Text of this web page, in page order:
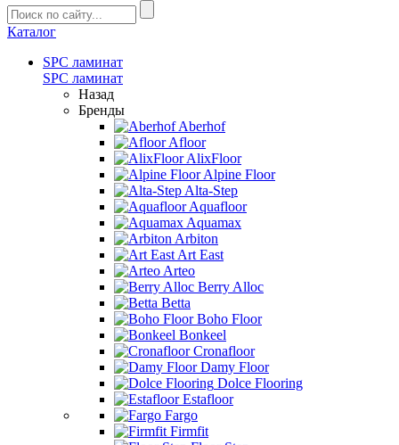
Каталог
SPC ламинат
SPC ламинат
Назад
Бренды
Aberhof
Afloor
AlixFloor
Alpine Floor
Alta-Step
Aquafloor
Aquamax
Arbiton
Art East
Arteo
Berry Alloc
Betta
Boho Floor
Bonkeel
Cronafloor
Damy Floor
Dolce Flooring
Estafloor
Fargo
Firmfit